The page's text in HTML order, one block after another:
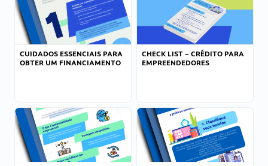
CUIDADOS ESSENCIAIS PARA
OBTER UM FINANCIAMENTO
CHECK LIST – CRÉDITO PARA
EMPREENDEDORES